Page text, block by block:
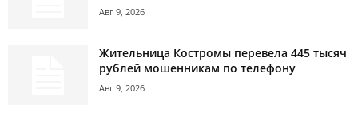
Авг 9, 2026
Жительница Костромы перевела 445 тысяч
рублей мошенникам по телефону
Авг 9, 2026